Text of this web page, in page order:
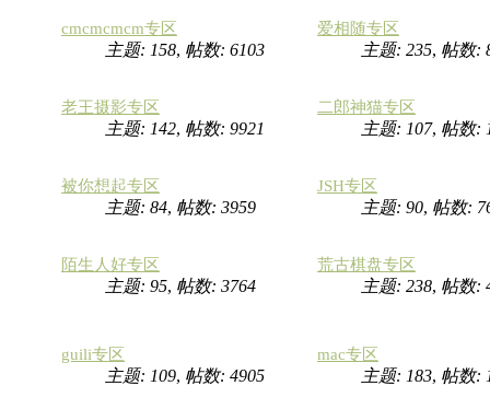
cmcmcmcm专区
主题: 158, 帖数: 6103
爱相随专区
主题: 235, 帖数:
老王摄影专区
主题: 142, 帖数: 9921
二郎神猫专区
主题: 107, 帖数:
被你想起专区
主题: 84, 帖数: 3959
JSH专区
主题: 90, 帖数:
陌生人好专区
主题: 95, 帖数: 3764
荒古棋盘专区
主题: 238, 帖数:
guili专区
主题: 109, 帖数: 4905
mac专区
主题: 183, 帖数: